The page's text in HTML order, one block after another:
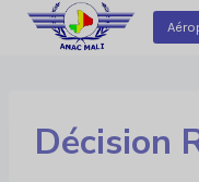
Aller
Décision